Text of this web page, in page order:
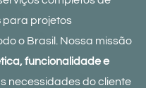
para projetos
o Brasil. Nossa missão
funcionalidade e
necessidades do cliente